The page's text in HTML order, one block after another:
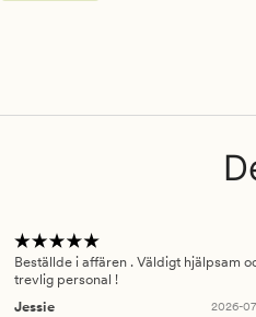
Beställde i affären . Väldigt hjälpsam
trevlig personal !
Jessie
2026-